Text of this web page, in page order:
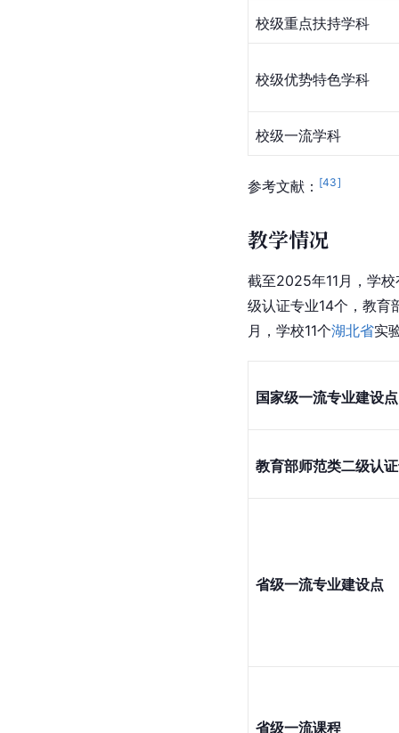
校级重点扶持学科
校级优势特色学科
校级一流学科
参考文献： [43]
教学情况
截至2025年11月，学
级认证专业14个，教育
月，学校11个湖北省实
国家级一流专业建设点
教育部师范类二级认
省级一流专业建设点
省级一流课程